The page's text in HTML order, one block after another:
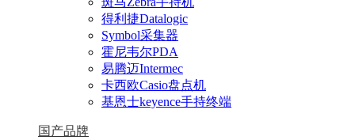
得利捷Datalogic
Symbol采集器
霍尼韦尔PDA
易腾迈Intermec
卡西欧Casio盘点机
基恩士keyence手持终端
国产品牌